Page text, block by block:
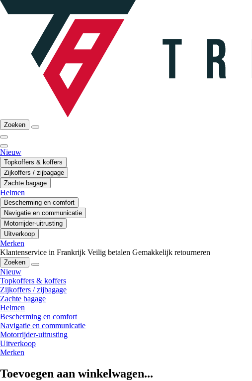
Zoeken
Nieuw
Topkoffers & koffers
Zijkoffers / zijbagage
Zachte bagage
Helmen
Bescherming en comfort
Navigatie en communicatie
Motorrijder-uitrusting
Uitverkoop
Merken
Klantenservice in Frankrijk Veilig betalen Gemakkelijk retourneren
Zoeken
Nieuw
Topkoffers & koffers
Zijkoffers / zijbagage
Zachte bagage
Helmen
Bescherming en comfort
Navigatie en communicatie
Motorrijder-uitrusting
Uitverkoop
Merken
Toevoegen aan winkelwagen...